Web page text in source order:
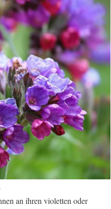
an ihren violetten oder